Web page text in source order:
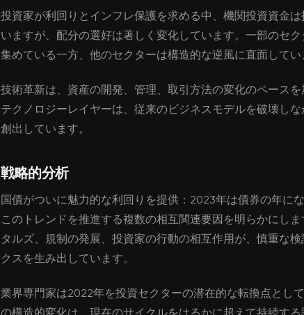
投資家が利回りとインフレ保護を求める中、機関投資資金
いますが、配分の選好は著しく変化しています。一部のセ
集めている一方、他のセクターは構造的な逆風に直面してい
技術革新は、資産の開発、管理、取引方法の変化のペース
テクノロジーレイヤーは、従来のビジネスモデルを破壊し
創出しています。
戦略的分析
国債がついに魅力的な利回りを提供：2023年は債券の年に
このトレンドを推進する複数の相互関連要因を明らかにし
タルズ、規制の発展、投資家の行動の相互作用が、慎重な
クスを生み出しています。
業界専門家は2022年を投資セクターの潜在的な転換点とし